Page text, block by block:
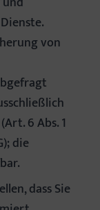
von
6 Abs. 1
die
dass Sie